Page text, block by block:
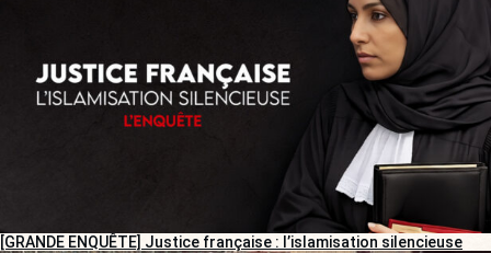
[GRANDE ENQUÊTE] Justice française : l’islamisation silencieuse